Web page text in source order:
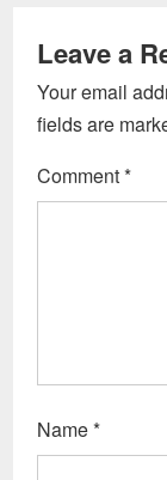
Leave a
Your email
fields are
Comment*
Name*